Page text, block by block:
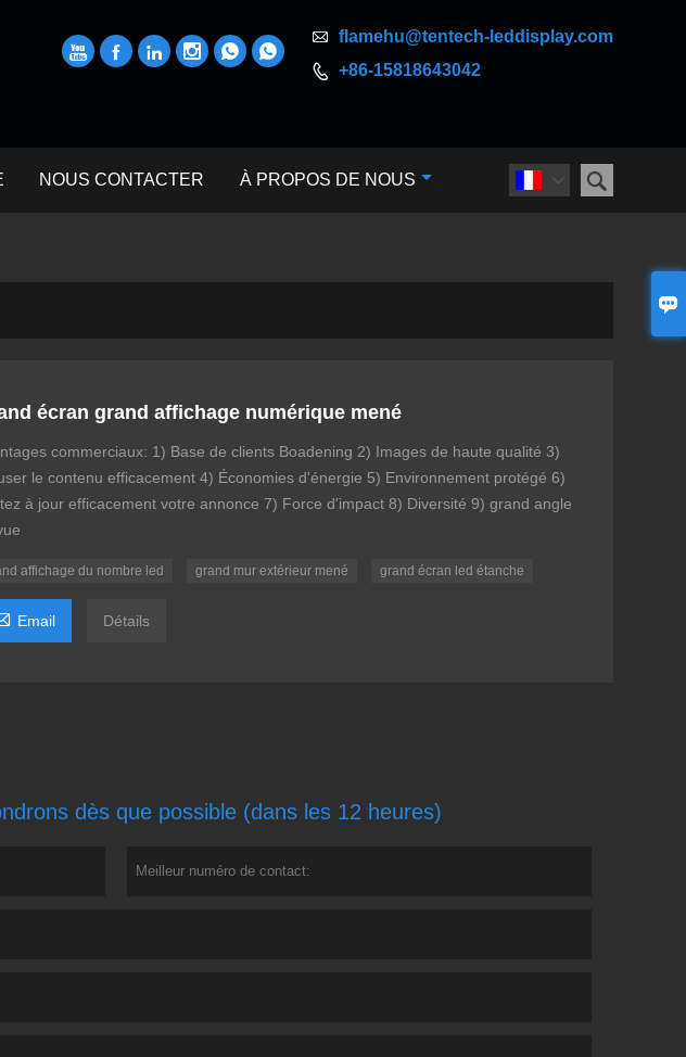

 flamehu@tentech-leddisplay.com
 +86-15818643042
     
 
NOUS CONTACTER À PROPOS DE NOUS
écran grand affichage numérique mené
commerciaux: 1) Base de clients Boadening 2) Images de haute qualité 3)
le contenu efficacement 4) Économies d'énergie 5) Environnement protégé 6)
à jour efficacement votre annonce 7) Force d'impact 8) Diversité 9) grand angle
affichage du nombre led grand mur extérieur mené grand écran led étanche
Email Détails
dès que possible (dans les 12 heures)